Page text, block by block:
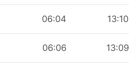
06:04 13:10
06:06 13:09